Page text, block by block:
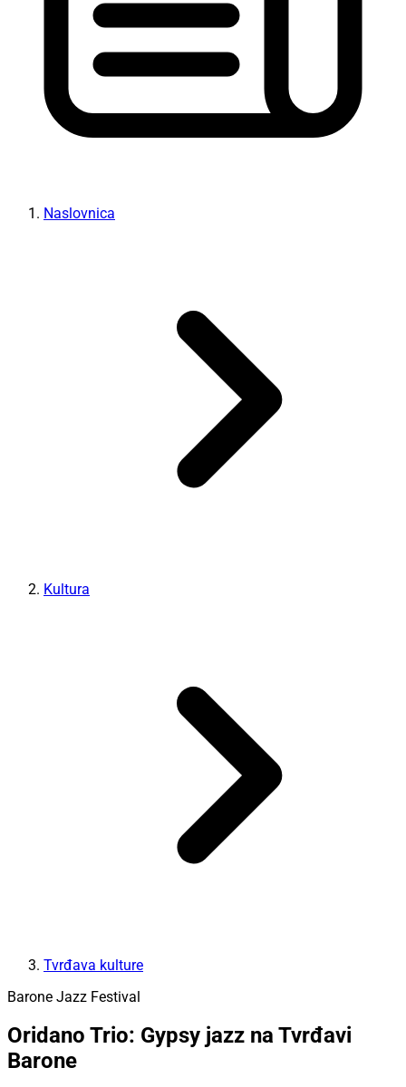
Naslovnica
Kultura
Tvrđava kulture
Barone Jazz Festival
Oridano Trio: Gypsy jazz na Tvrđavi
Barone